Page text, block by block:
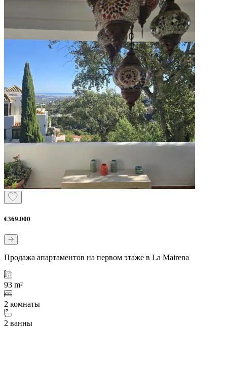
€369.000
Продажа апартаментов на первом этаже в La Mairena
93 m²
2 комнаты
2 ванны